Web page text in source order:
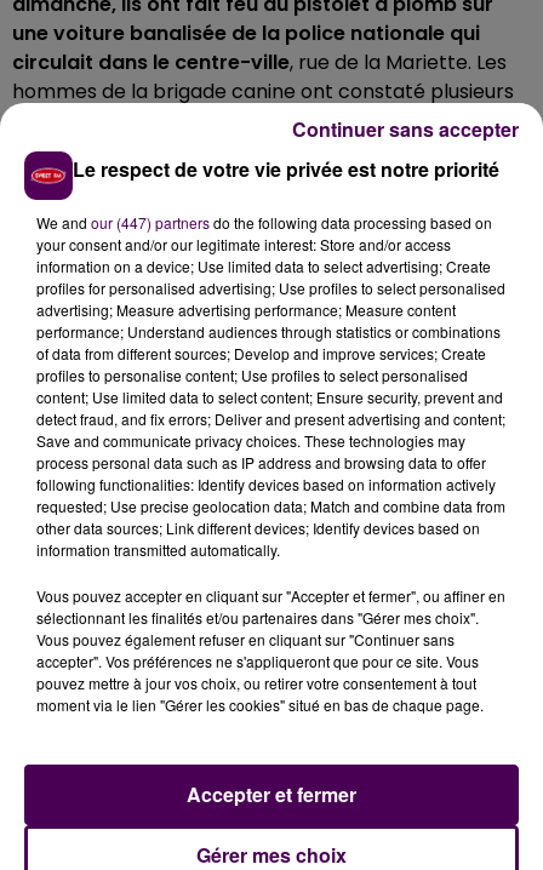
une voiture banalisée de la police nationale qui
circulait dans le centre-ville, rue de la Mariette. Les
hommes de la brigade canine ont constaté plusieurs
impacts au niveau du pare-brise et de la calandre du
véhicule.
LES POLICIERS N’ÉTAIENT PAS DIRECTEMENT
VISÉS
Après avoir repéré l’endroit d’où provenaient les
coups de feu, les fonctionnaires ont appelé des
renforts puis ils ont enjoint les deux protagonistes, qui
se trouvaient encore à la fenêtre, à descendre sans
tarder. Ces derniers ont finalement pu être interpellés
vers 3h du matin. Ivre au moment des faits,le tireur a
expliqué qu’il ne visait pas directement les voitures
mais plutôt les panneaux de signalisation. Une
explication mise à mal par une passante, également
visée par des plombs, mais qui n’a ensuite pas
souhaité déposer plainte.
Le respect de votre vie privée est notre priorité
We and our (447) partnersdo the following data processing based on
your consent and/or our legitimate interest: Store and/or access
information on a device; Use limited data to select advertising; Create
profiles for personalised advertising; Use profiles to select personalised
advertising; Measure advertising performance; Measure content
performance; Understand audiences through statistics or combinations
of data from different sources; Develop and improve services; Create
profiles to personalise content; Use profiles to select personalised
content; Use limited data to select content; Ensure security, prevent and
detect fraud, and fix errors; Deliver and present advertising and content;
Save and communicate privacy choices. These technologies may
process personal data such as IP address and browsing data to offer
following functionalities: Identify devices based on information actively
requested; Use precise geolocation data; Match and combine data from
other data sources; Link different devices; Identify devices based on
information transmitted automatically.
Vous pouvez accepter en cliquant sur "Accepter et fermer", ou affiner en
sélectionnant les finalités et/ou partenaires dans "Gérer mes choix".
Vous pouvez également refuser en cliquant sur "Continuer sans
accepter". Vos préférences ne s'appliqueront que pour ce site. Vous
pouvez mettre à jour vos choix, ou retirer votre consentement à tout
moment via le lien "Gérer les cookies" situé en bas de chaque page.
Gérer mes choix
Accepter et fermer
Continuer sans accepter